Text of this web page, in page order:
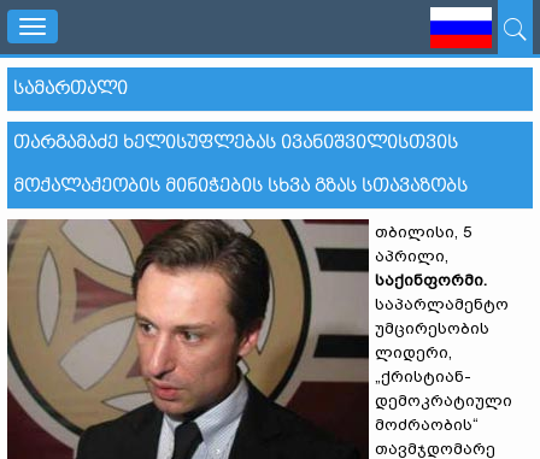
Toggle
navigation
ᲡᲐᲛᲐᲠᲗᲐᲚᲘ
ᲗᲐᲠᲒᲐᲛᲐᲫᲔ ᲮᲔᲚᲘᲡᲣᲤᲚᲔᲑᲐᲡ ᲘᲕᲐᲜᲘᲨᲕᲘᲚᲘᲡᲗᲕᲘᲡ
ᲛᲝᲥᲐᲚᲐᲥᲔᲝᲑᲘᲡ ᲛᲘᲜᲘᲭᲔᲑᲘᲡ ᲡᲮᲕᲐ ᲒᲖᲐᲡ ᲡᲗᲐᲕᲐᲖᲝᲑᲡ
თბილისი, 5
აპრილი,
საქინფორმი.
საპარლამენტო
უმცირესობის
ლიდერი,
„ქრისტიან-
დემოკრატიული
მოძრაობის“
თავმჯდომარე